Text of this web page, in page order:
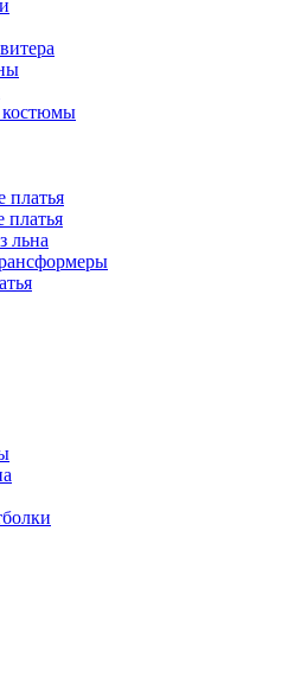
костюмы
платья
льна